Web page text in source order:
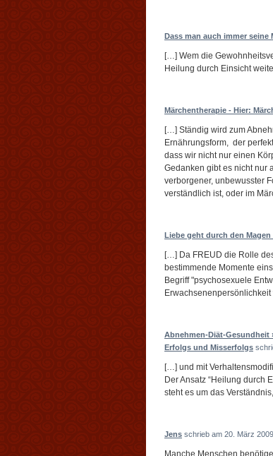
Dass man auch immer
[…] Wem die
Heilung durch Einsicht
Märchentherapie - Hier:
[…] Ständig wird zum
Ernährungsform, der
dass wir nicht nur einen
Gedanken gibt es nicht nur
verborgener, unbewusster
verständlich ist, oder im
Liebe geht durch den Magen
[…] Da FREUD die Rolle
bestimmende Momente
Begriff "psychosexuele
Abnehmen-Diät-Gesundheit
Erfolgs und Misserfolgs
[…] und mit
Der Ansatz “Heilung durch
steht es um das
Jens schrieb am 20. März
Manche Menschen